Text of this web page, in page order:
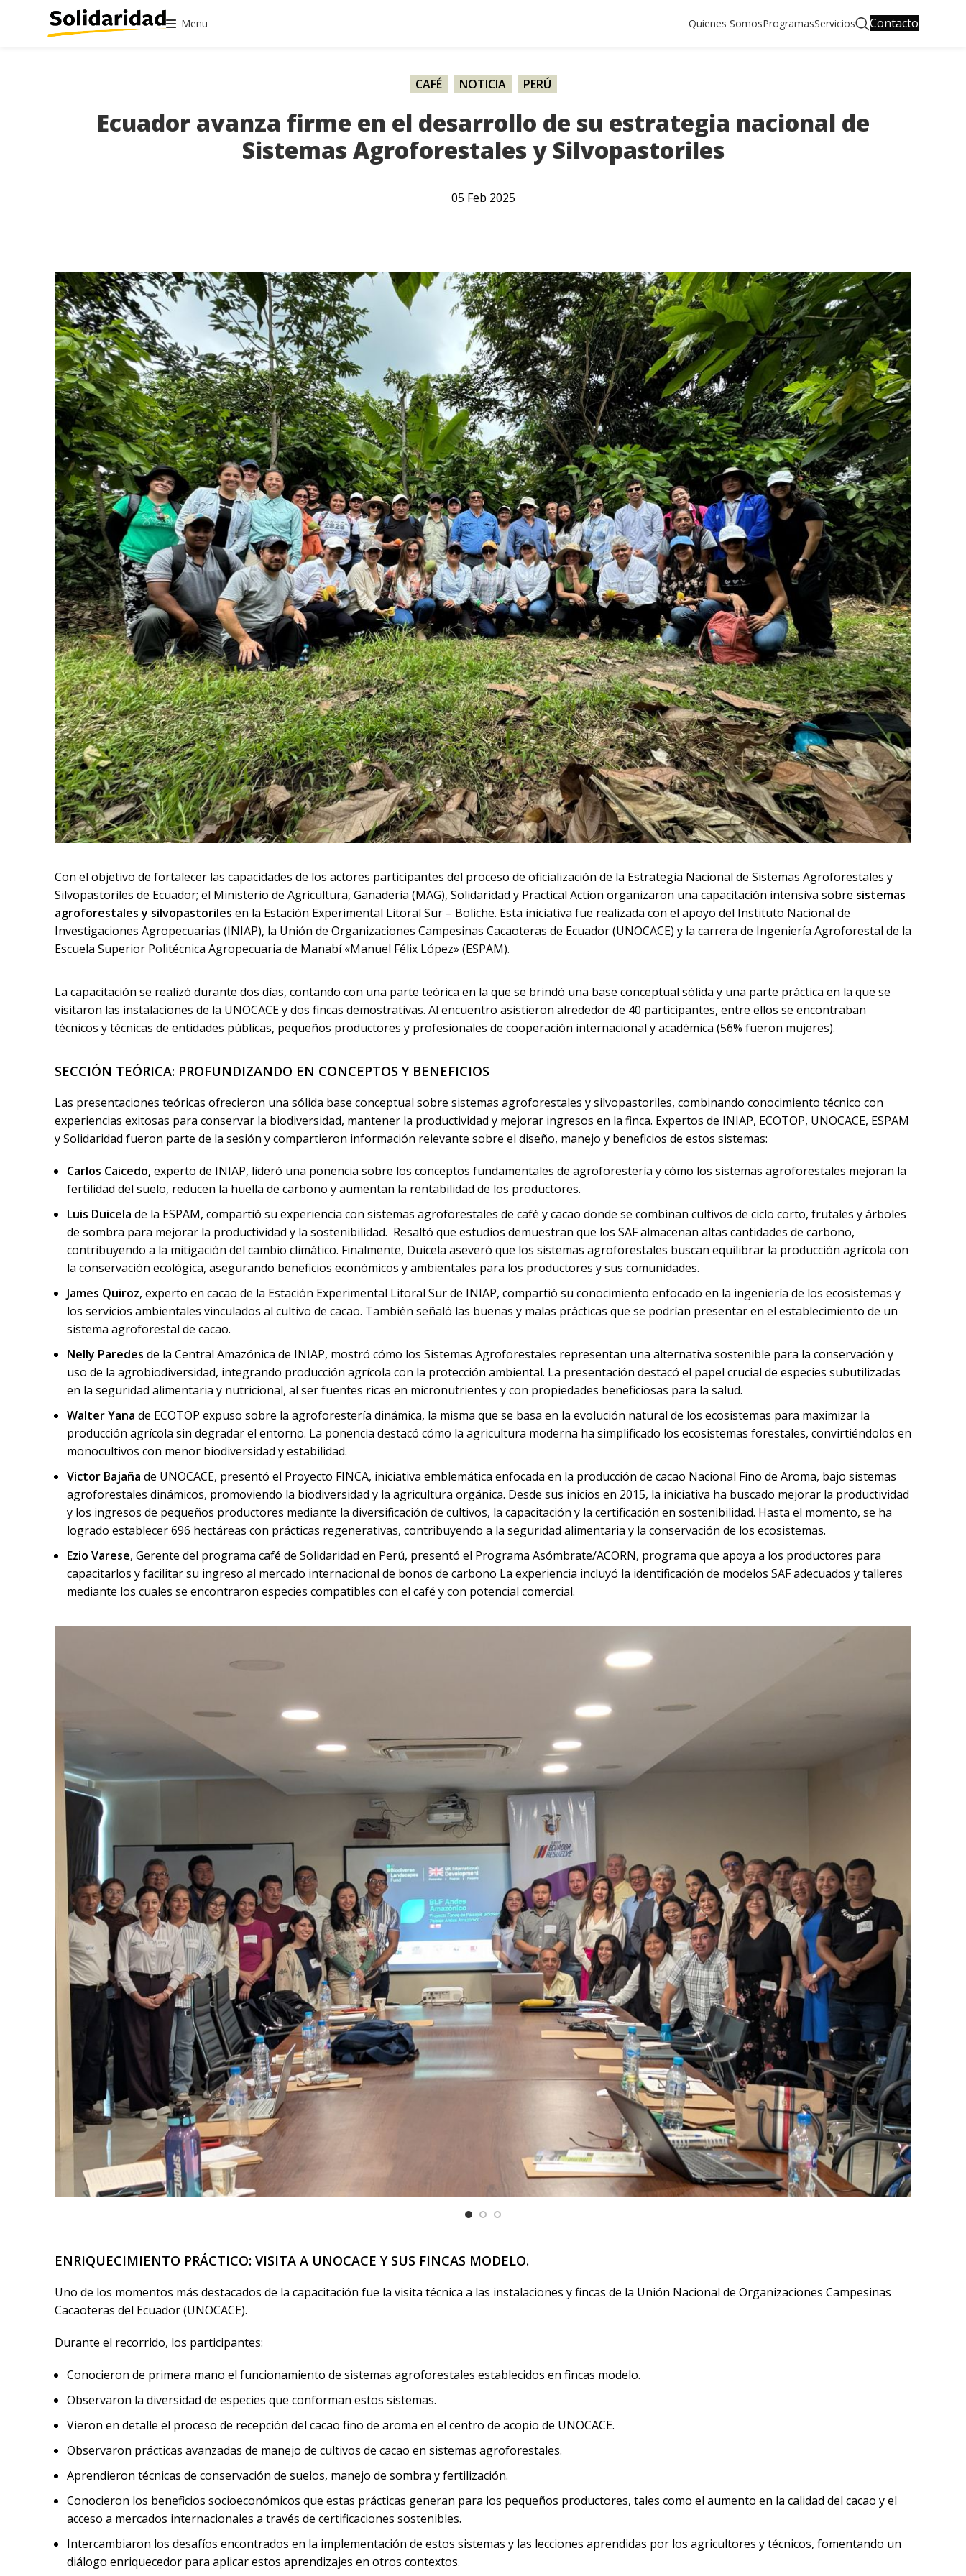
Menu Quienes SomosProgramasServicios Contacto
CAFÉ NOTICIA PERÚ
Ecuador avanza firme en el desarrollo de su estrategia nacional de
Sistemas Agroforestales y Silvopastoriles
05 Feb 2025
Con el objetivo de fortalecer las capacidades de los actores participantes del proceso de oficialización de la Estrategia Nacional de Sistemas Agroforestales y
Silvopastoriles de Ecuador; el Ministerio de Agricultura, Ganadería (MAG), Solidaridad y Practical Action organizaron una capacitación intensiva sobre sistemas
agroforestales y silvopastoriles en la Estación Experimental Litoral Sur – Boliche. Esta iniciativa fue realizada con el apoyo del Instituto Nacional de
Investigaciones Agropecuarias (INIAP), la Unión de Organizaciones Campesinas Cacaoteras de Ecuador (UNOCACE) y la carrera de Ingeniería Agroforestal de la
Escuela Superior Politécnica Agropecuaria de Manabí «Manuel Félix López» (ESPAM).
La capacitación se realizó durante dos días, contando con una parte teórica en la que se brindó una base conceptual sólida y una parte práctica en la que se
visitaron las instalaciones de la UNOCACE y dos fincas demostrativas. Al encuentro asistieron alrededor de 40 participantes, entre ellos se encontraban
técnicos y técnicas de entidades públicas, pequeños productores y profesionales de cooperación internacional y académica (56% fueron mujeres).
SECCIÓN TEÓRICA: PROFUNDIZANDO EN CONCEPTOS Y BENEFICIOS
Las presentaciones teóricas ofrecieron una sólida base conceptual sobre sistemas agroforestales y silvopastoriles, combinando conocimiento técnico con
experiencias exitosas para conservar la biodiversidad, mantener la productividad y mejorar ingresos en la finca. Expertos de INIAP, ECOTOP, UNOCACE, ESPAM
y Solidaridad fueron parte de la sesión y compartieron información relevante sobre el diseño, manejo y beneficios de estos sistemas:
Carlos Caicedo,experto de INIAP, lideró una ponencia sobre los conceptos fundamentales de agroforestería y cómo los sistemas agroforestales mejoran la
fertilidad del suelo, reducen la huella de carbono y aumentan la rentabilidad de los productores.
Luis Duicela de la ESPAM, compartió su experiencia con sistemas agroforestales de café y cacao donde se combinan cultivos de ciclo corto, frutales y árboles
de sombra para mejorar la productividad y la sostenibilidad. Resaltó que estudios demuestran que los SAF almacenan altas cantidades de carbono,
contribuyendo a la mitigación del cambio climático. Finalmente, Duicela aseveró que los sistemas agroforestales buscan equilibrar la producción agrícola con
la conservación ecológica, asegurando beneficios económicos y ambientales para los productores y sus comunidades.
James Quiroz, experto en cacao de la Estación Experimental Litoral Sur de INIAP, compartió su conocimiento enfocado en la ingeniería de los ecosistemas y
los servicios ambientales vinculados al cultivo de cacao. También señaló las buenas y malas prácticas que se podrían presentar en el establecimiento de un
sistema agroforestal de cacao.
Nelly Paredes de la Central Amazónica de INIAP, mostró cómo los Sistemas Agroforestales representan una alternativa sostenible para la conservación y
uso de la agrobiodiversidad, integrando producción agrícola con la protección ambiental. La presentación destacó el papel crucial de especies subutilizadas
en la seguridad alimentaria y nutricional, al ser fuentes ricas en micronutrientes y con propiedades beneficiosas para la salud.
Walter Yana de ECOTOP expuso sobre la agroforestería dinámica, la misma que se basa en la evolución natural de los ecosistemas para maximizar la
producción agrícola sin degradar el entorno. La ponencia destacó cómo la agricultura moderna ha simplificado los ecosistemas forestales, convirtiéndolos en
monocultivos con menor biodiversidad y estabilidad.
Victor Bajaña de UNOCACE, presentó el Proyecto FINCA, iniciativa emblemática enfocada en la producción de cacao Nacional Fino de Aroma, bajo sistemas
agroforestales dinámicos, promoviendo la biodiversidad y la agricultura orgánica. Desde sus inicios en 2015, la iniciativa ha buscado mejorar la productividad
y los ingresos de pequeños productores mediante la diversificación de cultivos, la capacitación y la certificación en sostenibilidad. Hasta el momento, se ha
logrado establecer 696 hectáreas con prácticas regenerativas, contribuyendo a la seguridad alimentaria y la conservación de los ecosistemas.
Ezio Varese, Gerente del programa café de Solidaridad en Perú, presentó el Programa Asómbrate/ACORN, programa que apoya a los productores para
capacitarlos y facilitar su ingreso al mercado internacional de bonos de carbono La experiencia incluyó la identificación de modelos SAF adecuados y talleres
mediante los cuales se encontraron especies compatibles con el café y con potencial comercial.
ENRIQUECIMIENTO PRÁCTICO: VISITA A UNOCACE Y SUS FINCAS MODELO.
Uno de los momentos más destacados de la capacitación fue la visita técnica a las instalaciones y fincas de la Unión Nacional de Organizaciones Campesinas
Cacaoteras del Ecuador (UNOCACE).
Durante el recorrido, los participantes:
Conocieron de primera mano el funcionamiento de sistemas agroforestales establecidos en fincas modelo.
Observaron la diversidad de especies que conforman estos sistemas.
Vieron en detalle el proceso de recepción del cacao fino de aroma en el centro de acopio de UNOCACE.
Observaron prácticas avanzadas de manejo de cultivos de cacao en sistemas agroforestales.
Aprendieron técnicas de conservación de suelos, manejo de sombra y fertilización.
Conocieron los beneficios socioeconómicos que estas prácticas generan para los pequeños productores, tales como el aumento en la calidad del cacao y el
acceso a mercados internacionales a través de certificaciones sostenibles.
Intercambiaron los desafíos encontrados en la implementación de estos sistemas y las lecciones aprendidas por los agricultores y técnicos, fomentando un
diálogo enriquecedor para aplicar estos aprendizajes en otros contextos.